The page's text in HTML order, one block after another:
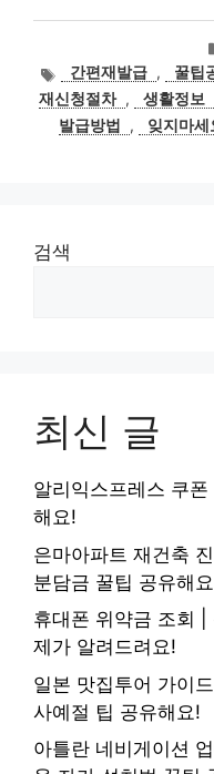
태
그
간편재발급 , 꿀팁
재신청절차 , 생활정보
발급방법
, 잊지마세
검색
최신 글
알리익스프레스 쿠
해요!
은마아파트 재건축
분담금 꿀팁 공유해
휴대폰 위약금 조회
제가 알려드려요!
일본 맛집투어 가이
사예절 팁 공유해요!
아틀란 네비게이션